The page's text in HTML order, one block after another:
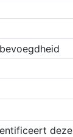
deze